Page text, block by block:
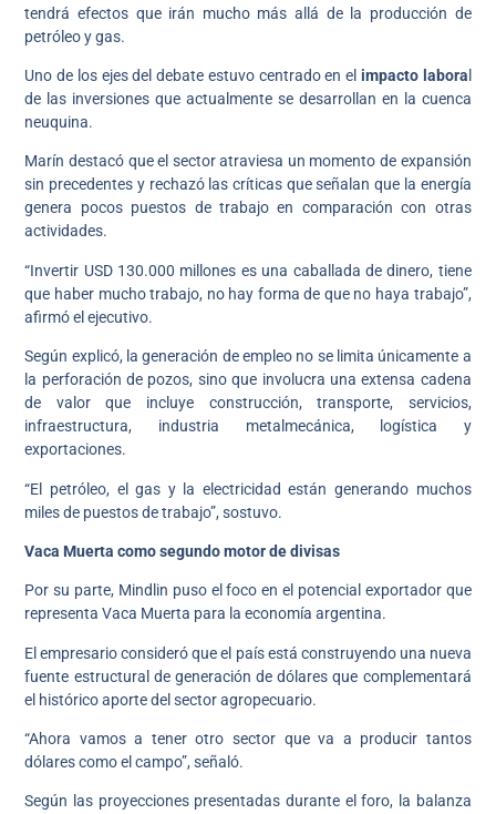
tendrá efectos que irán mucho más allá de la producción de
petróleo y gas.
Uno de los ejes del debate estuvo centrado en el impacto labora
de las inversiones que actualmente se desarrollan en la cuenca
neuquina.
Marín destacó que el sector atraviesa un momento de expansión
sin precedentes y rechazó las críticas que señalan que la energía
genera pocos puestos de trabajo en comparación con otras
actividades.
“Invertir USD 130.000 millones es una caballada de dinero, tiene
que haber mucho trabajo, no hay forma de que no haya trabajo”,
afirmó el ejecutivo.
Según explicó, la generación de empleo no se limita únicamente a
la perforación de pozos, sino que involucra una extensa cadena
de valor que incluye construcción, transporte, servicios,
infraestructura, industria metalmecánica, logística y
exportaciones.
“El petróleo, el gas y la electricidad están generando muchos
miles de puestos de trabajo”, sostuvo.
Vaca Muerta como segundo motor de divisas
Por su parte, Mindlin puso el foco en el potencial exportador que
representa Vaca Muerta para la economía argentina.
El empresario consideró que el país está construyendo una nueva
fuente estructural de generación de dólares que complementará
el histórico aporte del sector agropecuario.
“Ahora vamos a tener otro sector que va a producir tantos
dólares como el campo”, señaló.
Según las proyecciones presentadas durante el foro, la balanza